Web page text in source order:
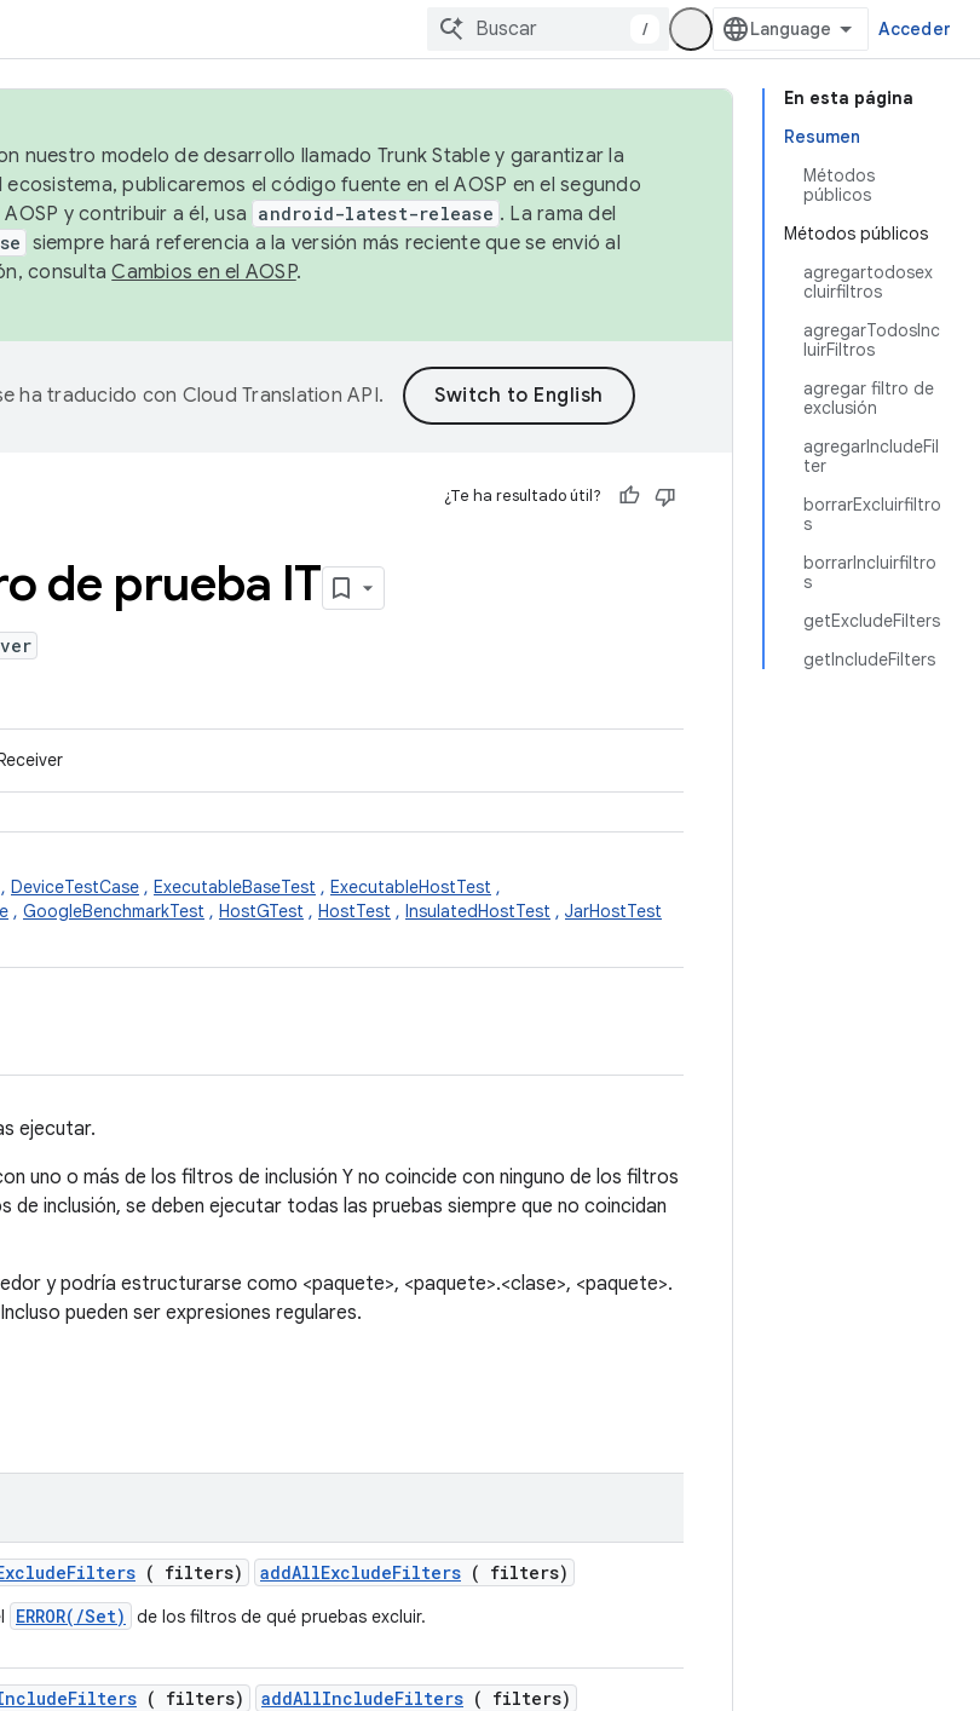
/ Acceder
En esta página
Resumen
Métodos
públicos
Métodos públicos
agregartodosex
cluirfiltros
agregarTodosInc
luirFiltros
agregar filtro de
exclusión
agregarIncludeFil
ter
borrarExcluirfiltro
s
borrarIncluirfiltro
s
getExcludeFilters
getIncludeFilters
nuestro modelo de desarrollo llamado Trunk Stable y garantizar la
publicaremos el código fuente en el AOSP en el segundo
y contribuir a él, usa android-latest-release . La rama del
siempre hará referencia a la versión más reciente que se envió al
consultaCambios en el AOSP.
ha traducido con Cloud Translation API.
¿Te ha resultado útil?
de prueba IT
, DeviceTestCase , ExecutableBaseTest , ExecutableHostTest ,
, GoogleBenchmarkTest , HostGTest , HostTest , InsulatedHostTest , JarHostTest
ejecutar.
uno o más de los filtros de inclusión Y no coincide con ninguno de los filtros
de inclusión, se deben ejecutar todas las pruebas siempre que no coincidan
y podría estructurarse como <paquete>, <paquete>.<clase>, <paquete>.
pueden ser expresiones regulares.
Filters ( filters) addAllExcludeFilters ( filters)
ERROR(/Set) de los filtros de qué pruebas excluir.
Filters ( filters) addAllIncludeFilters ( filters)